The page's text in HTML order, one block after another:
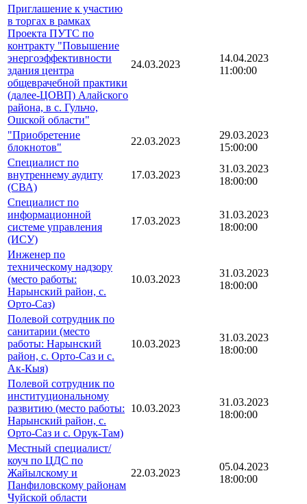
Приглашение к участию
в торгах в рамках
Проекта ПУТС по
контракту "Повышение
энергоэффективности
здания центра
общеврачебной практики
(далее-ЦОВП) Алайского
района, в с. Гульчо,
Ошской области"
24.03.2023
14.04.2023
11:00:00
"Приобретение
блокнотов"
22.03.2023
29.03.2023
15:00:00
Специалист по
внутреннему аудиту
(СВА)
17.03.2023
31.03.2023
18:00:00
Специалист по
информационной
системе управления
(ИСУ)
17.03.2023
31.03.2023
18:00:00
Инженер по
техническому надзору
(место работы:
Нарынский район, с.
Орто-Саз)
10.03.2023
31.03.2023
18:00:00
Полевой сотрудник по
санитарии (место
работы: Нарынский
район, с. Орто-Саз и с.
Ак-Кыя)
10.03.2023
31.03.2023
18:00:00
Полевой сотрудник по
институциональному
развитию (место работы:
Нарынский район, с.
Орто-Саз и с. Орук-Там)
10.03.2023
31.03.2023
18:00:00
Местный специалист/
коуч по ЦДС по
Жайылскому и
Панфиловскому районам
Чуйской области
22.03.2023
05.04.2023
18:00:00